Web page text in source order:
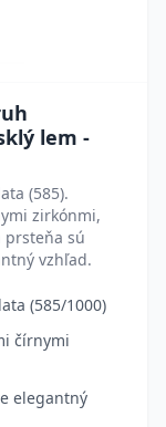
lem -
(585).
zirkónmi,
prsteňa sú
vzhľad.
(585/1000)
čírnymi
elegantný